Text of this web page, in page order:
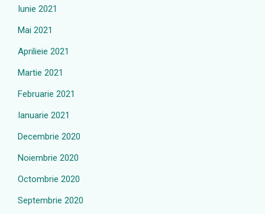
Iunie 2021
Mai 2021
Aprilieie 2021
Martie 2021
Februarie 2021
Ianuarie 2021
Decembrie 2020
Noiembrie 2020
Octombrie 2020
Septembrie 2020